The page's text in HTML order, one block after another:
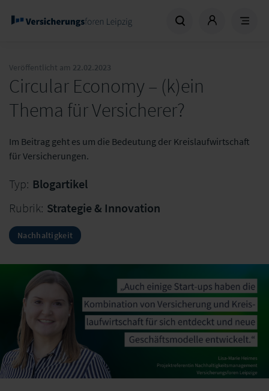
Veröffentlicht am 22.02.2023
Circular Economy – (k)ein
Thema für Versicherer?
Im Beitrag geht es um die Bedeutung der Kreislaufwirtschaft
für Versicherungen.
Typ: Blogartikel
Rubrik: Strategie & Innovation
Nachhaltigkeit